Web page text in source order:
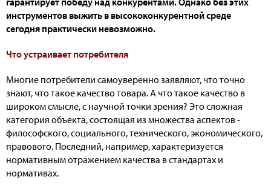
инструментов выжить в высококонкурентной среде
сегодня практически невозможно.
Что устраивает потребителя
Многие потребители самоуверенно заявляют, что точно
знают, что такое качество товара. А что такое качество в
широком смысле, с научной точки зрения? Это сложная
категория объекта, состоящая из множества аспектов -
философского, социального, технического, экономического,
правового. Последний, например, характеризуется
нормативным отражением качества в стандартах и
нормативах.